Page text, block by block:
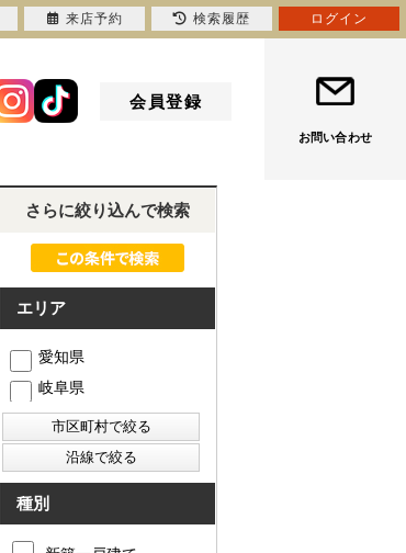
会員登録
お問い合わせ
さらに絞り込んで検索
エリア
愛知県
岐阜県
種別
来店予約 検索履歴 ログイン